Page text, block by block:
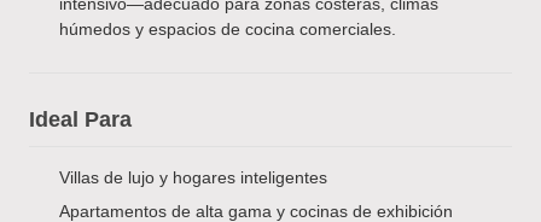
húmedos y espacios de cocina comerciales.
Ideal Para
Villas de lujo y hogares inteligentes
Apartamentos de alta gama y cocinas de exhibición